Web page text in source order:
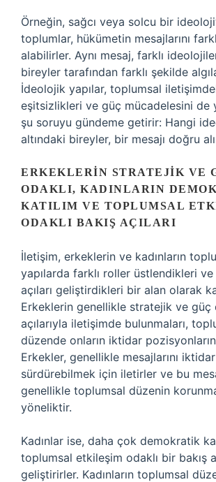
Örneğin, sağcı veya solcu bir
toplumlar, hükümetin mesajlarını
alabilirler. Aynı mesaj, farklı
bireyler tarafından farklı şekilde
İdeolojik yapılar, toplumsal
eşitsizlikleri ve güç mücadelesini de
şu soruyu gündeme getirir: Hangi
altındaki bireyler, bir mesajı doğru
ERKEKLERIN STRATEJIK VE
ODAKLI, KADINLARIN
KATILIM VE TOPLUMSAL
ODAKLI BAKIŞ AÇILARI
İletişim, erkeklerin ve kadınların
yapılarda farklı roller üstlendikleri ve
açıları geliştirdikleri bir alan olarak
Erkeklerin genellikle stratejik ve güç
açılarıyla iletişimde bulunmaları,
düzende onların iktidar
Erkekler, genellikle mesajlarını
sürdürebilmek için iletirler ve bu
genellikle toplumsal düzenin
yöneliktir.
Kadınlar ise, daha çok demokratik
toplumsal etkileşim odaklı bir bakış
geliştirirler. Kadınların toplumsal